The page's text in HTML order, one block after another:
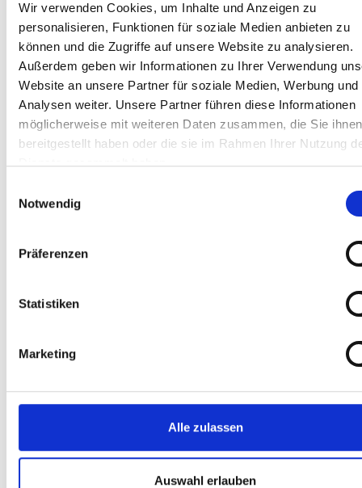
Wir verwenden Cookies, um Inhalte und Anzeigen zu
personalisieren, Funktionen für soziale Medien anbieten zu
können und die Zugriffe auf unsere Website zu analysieren.
Außerdem geben wir Informationen zu Ihrer Verwendung
Website an unsere Partner für soziale Medien, Werbung und
Analysen weiter. Unsere Partner führen diese Informationen
möglicherweise mit weiteren Daten zusammen, die Sie ihnen
bereitgestellt haben oder die sie im Rahmen Ihrer Nutzung
Dienste gesammelt haben.
Notwendig
Präferenzen
Statistiken
Marketing
Alle zulassen
Auswahl erlauben